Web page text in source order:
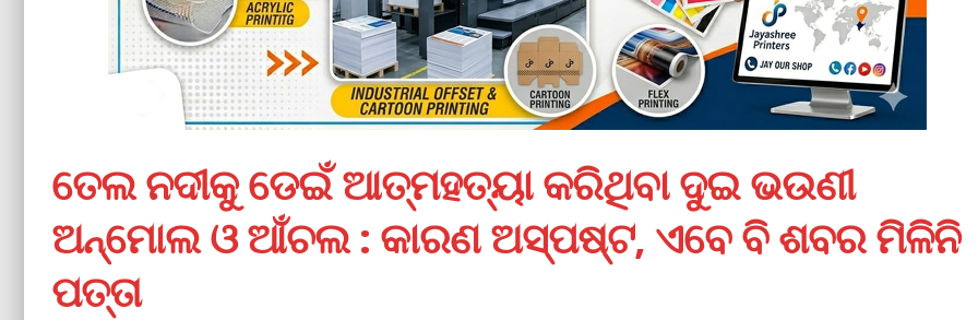
ତେଲ ନଦୀକୁ ଡେଇଁ ଆତ୍ମହତ୍ୟା କରିଥିବା ଦୁଇ ଭଉଣୀ
ଅନ୍‌ମୋଲ ଓ ଆଁଚଲ : କାରଣ ଅସ୍ପଷ୍ଟ, ଏବେ ବି ଶବର ମିଳିନି
ପତ୍ତା